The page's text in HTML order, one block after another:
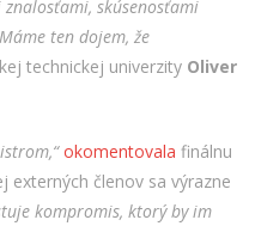
skúsenosťami
ten dojem, že
technickej univerzity Oliver
okomentovala finálnu
externých členov sa výrazne
kompromis, ktorý by im